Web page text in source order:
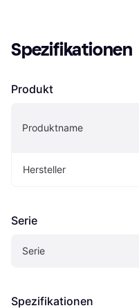
Spezifikationen
Produkt
Produktname
Hersteller
Serie
Serie
Spezifikationen